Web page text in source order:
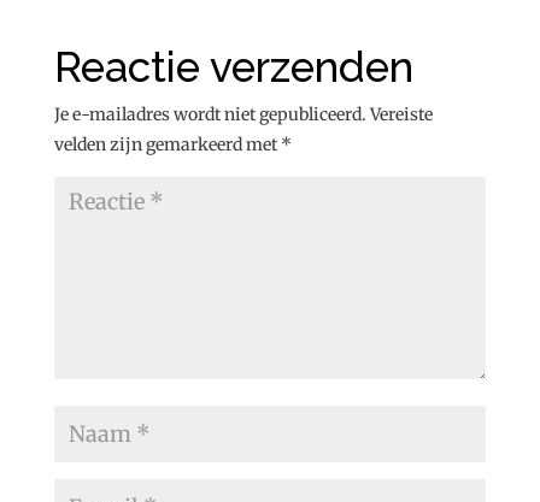
Reactie verzenden
Je e-mailadres wordt niet gepubliceerd. Vereiste
velden zijn gemarkeerd met *